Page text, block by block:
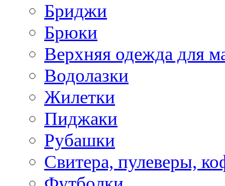
Бриджи
Брюки
Верхняя одежда для
Водолазки
Жилетки
Пиджаки
Рубашки
Свитера, пулеверы,